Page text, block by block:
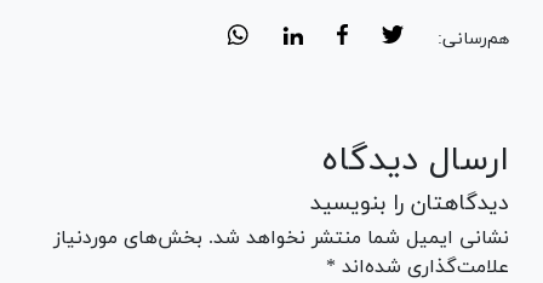
هم‌رسانی:
ارسال دیدگاه
دیدگاهتان را بنویسید
نشانی ایمیل شما منتشر نخواهد شد. بخش‌های موردنیاز
علامت‌گذاری شده‌اند *